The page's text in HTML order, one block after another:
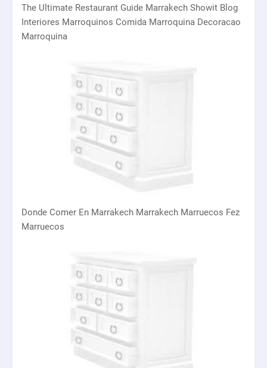
The Ultimate Restaurant Guide Marrakech Showit Blog
Interiores Marroquinos Comida Marroquina Decoracao
Marroquina
Donde Comer En Marrakech Marrakech Marruecos Fez
Marruecos